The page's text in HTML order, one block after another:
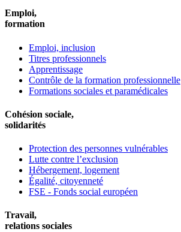
Emploi,
formation
Emploi, inclusion
Titres professionnels
Apprentissage
Contrôle de la formation professionnelle
Formations sociales et paramédicales
Cohésion sociale,
solidarités
Protection des personnes vulnérables
Lutte contre l’exclusion
Hébergement, logement
Égalité, citoyenneté
FSE - Fonds social européen
Travail,
relations sociales